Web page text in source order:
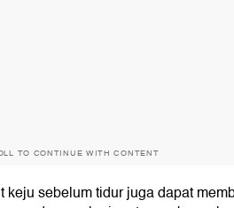
TO CONTINUE WITH CONTENT
keju sebelum tidur juga dapat